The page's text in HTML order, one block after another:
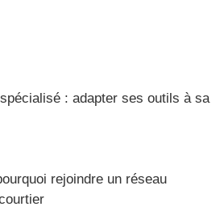
: adapter ses outils à sa
rejoindre un réseau